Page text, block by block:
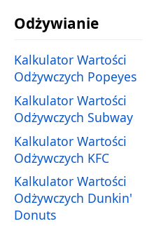
Odżywianie
Kalkulator Wartości
Odżywczych Popeyes
Kalkulator Wartości
Odżywczych Subway
Kalkulator Wartości
Odżywczych KFC
Kalkulator Wartości
Odżywczych Dunkin'
Donuts